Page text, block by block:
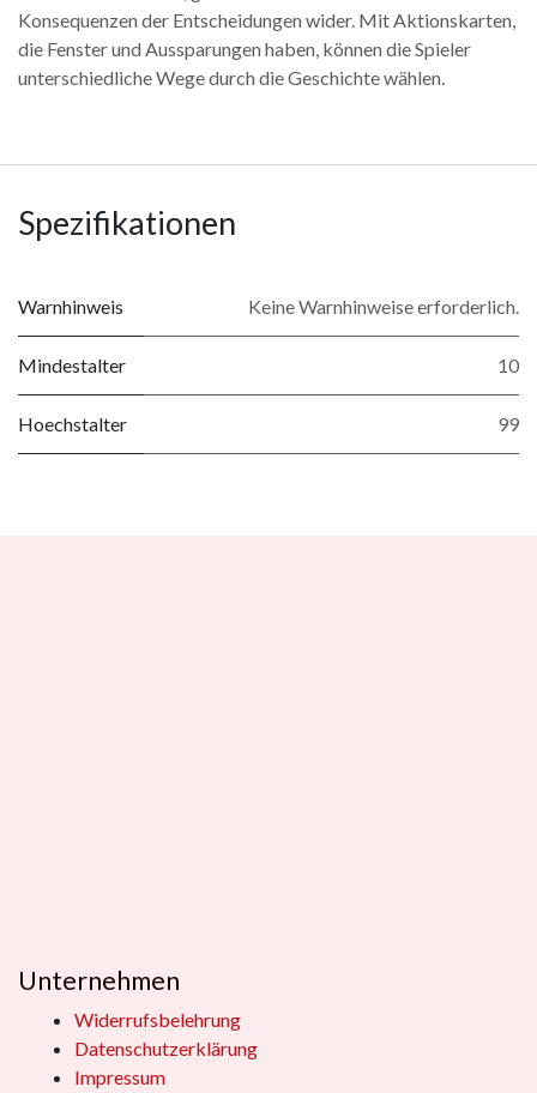
Konsequenzen der Entscheidungen wider. Mit Aktionskarten,
die Fenster und Aussparungen haben, können die Spieler
unterschiedliche Wege durch die Geschichte wählen.
Spezifikationen
Warnhinweis Keine Warnhinweise erforderlich.
Mindestalter 10
Hoechstalter 99
Unternehmen
Widerrufsbelehrung
Datenschutzerklärung
Impressum